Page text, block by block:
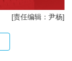
[责任编辑：尹杨]